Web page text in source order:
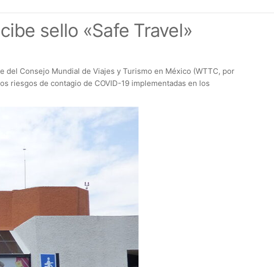
sello «Safe Travel»
del Consejo Mundial de Viajes y Turismo en México (WTTC, por
riesgos de contagio de COVID-19 implementadas en los